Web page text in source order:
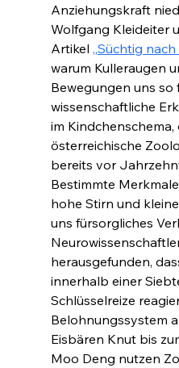
Anziehungskraft
Wolfgang Kleideiter
Artikel „Süchtig
warum Kulleraugen
Bewegungen uns so
wissenschaftliche
im Kindchenschema,
österreichische
bereits vor
Bestimmte
hohe Stirn und
uns fürsorgliches
herausgefunden,
innerhalb einer
Schlüsselreize
Belohnungssystem
Eisbären Knut bis
Moo Deng nutzen